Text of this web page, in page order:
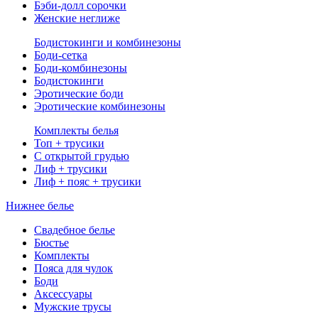
Бэби-долл сорочки
Женские неглиже
Бодистокинги и комбинезоны
Боди-сетка
Боди-комбинезоны
Бодистокинги
Эротические боди
Эротические комбинезоны
Комплекты белья
Топ + трусики
С открытой грудью
Лиф + трусики
Лиф + пояс + трусики
Нижнее белье
Свадебное белье
Бюстье
Комплекты
Пояса для чулок
Боди
Аксессуары
Мужские трусы